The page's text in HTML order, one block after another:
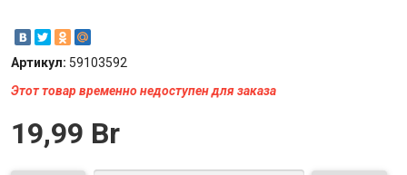
Артикул: 59103592
Этот товар временно недоступен для заказа
19,99 Br